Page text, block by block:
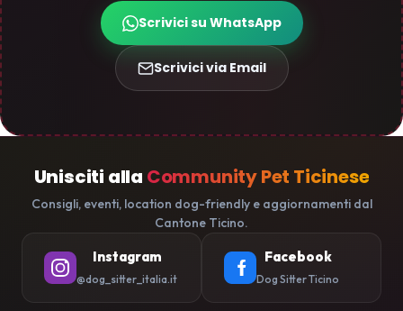
Scrivici su WhatsApp
Scrivici via Email
Unisciti alla Community Pet Ticinese
Consigli, eventi, location dog-friendly e aggiornamenti dal
Cantone Ticino.
Instagram
@dog_sitter_italia.it
Facebook
Dog Sitter Ticino